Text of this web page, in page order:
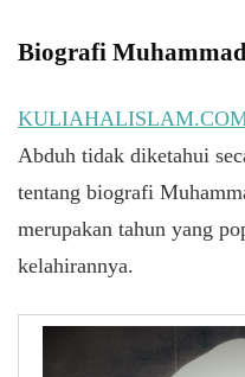
Biografi
Abduh tidak diketahui
tentang biografi
merupakan tahun yang
kelahirannya.